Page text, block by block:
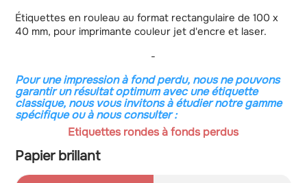
Étiquettes en rouleau au format rectangulaire de 100 x
40 mm, pour imprimante couleur jet d'encre et laser.
-
Pour une impression à fond perdu, nous ne pouvons
garantir un résultat optimum avec une étiquette
classique, nous vous invitons à étudier notre gamme
spécifique ou à nous consulter :
Etiquettes rondes à fonds perdus
Papier brillant